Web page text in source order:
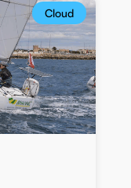
Cloud